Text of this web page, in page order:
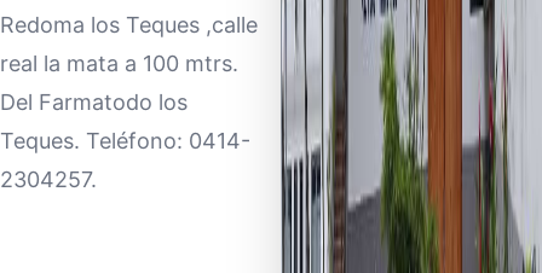
Redoma los Teques ,calle
real la mata a 100 mtrs.
Del Farmatodo los
Teques. Teléfono: 0414-
2304257.